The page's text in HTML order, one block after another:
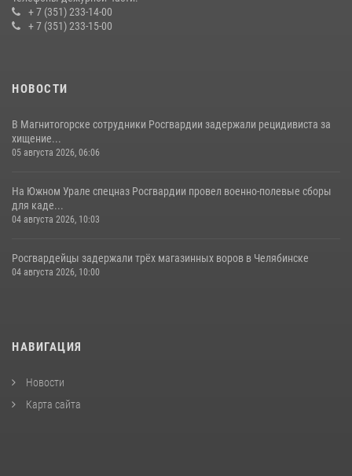
+ 7 (351) 233-14-00
+ 7 (351) 233-15-00
НОВОСТИ
В Магнитогорске сотрудники Росгвардии задержали рецидивиста за
хищение...
05 августа 2026, 06:06
На Южном Урале спецназ Росгвардии провел военно-полевые сборы
для каде...
04 августа 2026, 10:03
Росгвардейцы задержали трёх магазинных воров в Челябинске
04 августа 2026, 10:00
НАВИГАЦИЯ
Новости
Карта сайта